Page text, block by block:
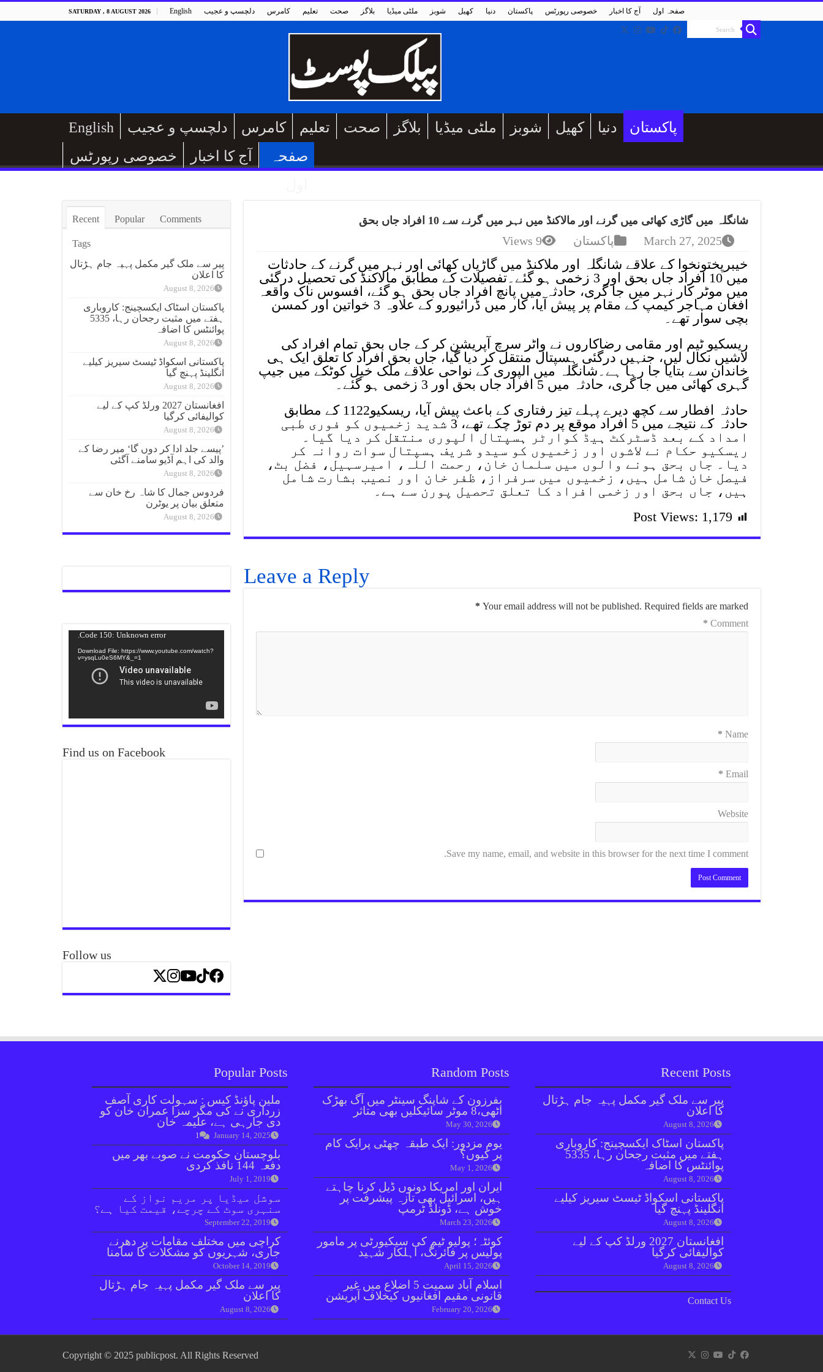
SATURDAY , 8 AUGUST 2026 English دلچسپ و عجیب کامرس تعلیم صحت بلاگز ملٹی میڈیا شوبز کھیل دنیا پاکستان خصوصی رپورٹس آج کا اخبار صفحہ اول
English دلچسپ و عجیب کامرس تعلیم صحت بلاگز ملٹی میڈیا شوبز کھیل دنیا
پاکستان
خصوصی رپورٹس
آج کا اخبار
صفحہ
شانگلہ میں گاڑی کھائی میں گرنے اور مالاکنڈ میں نہر میں گرنے سے 10 افراد جاں بحق
March 27, 2025 پاکستان 9 Views
خیبرپختونخوا کے علاقے شانگلہ اور ملاکنڈ میں گاڑیاں کھائی اور نہر میں گرنے کے حادثات
میں 10 افراد جاں بحق اور 3 زخمی ہو گئے۔تفصیلات کے مطابق مالاکنڈ کی تحصیل درگئی
میں موٹر کار نہر میں جا گری، حادثہ میں پانچ افراد جاں بحق ہو گئے، افسوس ناک واقعہ
افغان مہاجر کیمپ کے مقام پر پیش آیا، کار میں ڈرائیورو کے علاوہ 3 خواتین اور کمسن
بچی سوار تھے۔
ریسکیو ٹیم اور مقامی رضاکاروں نے واٹر سرچ آپریشن کر کے جاں بحق تمام افراد کی
لاشیں نکال لیں، جنہیں درگئی ہسپتال منتقل کر دیا گیا، جاں بحق افراد کا تعلق ایک ہی
خاندان سے بتایا جا رہا ہے۔شانگلہ میں الپوری کے نواحی علاقے ملک خیل کوٹکے میں جیپ
گہری کھائی میں جا گری، حادثہ میں 5 افراد جاں بحق اور 3 زخمی ہو گئے۔
حادثہ افطار سے کچھ دیرے پہلے تیز رفتاری کے باعث پیش آیا، ریسکیو1122 کے مطابق
حادثہ کے نتیجے میں 5 افراد موقع پر دم توڑ چکے تھے، 3 شدید زخمیوں کو فوری طبی
امداد کے بعد ڈسٹرکٹ ہیڈ کوارٹر ہسپتال الپوری منتقل کر دیا گیا۔
ریسکیو حکام نے لاشوں اور زخمیوں کو سیدو شریف ہسپتال سوات روانہ کر
دیا۔ جاں بحق ہونے والوں میں سلمان خان، رحمت اللہ، امیرسہیل، فضل بٹ،
فیصل خان شامل ہیں، زخمیوں میں سرفراز، ظفر خان اور نصیب بشارت شامل
ہیں، جاں بحق اور زخمی افراد کا تعلق تحصیل پورن سے ہے۔
Post Views: 1,179
Leave a Reply
Your email address will not be published. Required fields are marked
*
Comment
*
Name
*
Email
*
Website
Save my name, email, and website in this browser for the next time I comment.
Recent Popular Comments
Tags
پیر سے ملک گیر مکمل پہیہ جام ہڑتال
کا اعلان
August 8, 2026
پاکستان اسٹاک ایکسچینج: کاروباری
ہفتے میں مثبت رجحان رہا، 5335
پوائنٹس کا اضافہ
August 8, 2026
پاکستانی اسکواڈ ٹیسٹ سیریز کیلیے
انگلینڈ پہنچ گیا
August 8, 2026
افغانستان 2027 ورلڈ کپ کے لیے
کوالیفائی کرگیا
August 8, 2026
’پیسے جلد ادا کر دوں گا‘ میر رضا کے
والد کی اہم آڈیو سامنے آگئی
August 8, 2026
فردوس جمال کا شاہ رخ خان سے
متعلق بیان پر یوٹرن
August 8, 2026
Code 150: Unknown error.
Download File: https://www.youtube.com/watch?
v=ysqLu0eS6MY&_=1
Find us on Facebook
Follow us
Popular Posts
ملین پاؤنڈ کیس : سہولت کاری آصف
زرداری نے کی مگر سزا عمران خان کو
دی جارہی ہے، علیمہ خان
January 14, 2025
1
بلوچستان حکومت نے صوبے بھر میں
دفعہ 144 نافذ کردی
July 1, 2019
سوشل میڈیا پر مریم نواز کے
سنہری سوٹ کے چرچے، قیمت کیا ہے؟
September 22, 2019
کراچی میں مختلف مقامات پر دھرنے
جاری، شہریوں کو مشکلات کا سامنا
October 14, 2019
پیر سے ملک گیر مکمل پہیہ جام ہڑتال
کا اعلان
August 8, 2026
Random Posts
بفرزون کے شاپنگ سینٹر میں آگ بھڑک
اٹھی،8 موٹر سائیکلیں بھی متاثر
May 30, 2026
یومِ مزدور: ایک طبقہ چھٹی پرایک کام
پر کیوں؟
May 1, 2026
ایران اور امریکا دونوں ڈیل کرنا چاہتے
ہیں، اسرائیل بھی تازہ پیشرفت پر
خوش ہے، ڈونلڈ ٹرمپ
March 23, 2026
کوئٹہ؛ پولیو ٹیم کی سیکیورٹی پر مامور
پولیس پر فائرنگ، اہلکار شہید
April 15, 2026
اسلام آباد سمیت 5 اضلاع میں غیر
قانونی مقیم افغانیوں کیخلاف آپریشن
February 20, 2026
Recent Posts
پیر سے ملک گیر مکمل پہیہ جام ہڑتال
کا اعلان
August 8, 2026
پاکستان اسٹاک ایکسچینج: کاروباری
ہفتے میں مثبت رجحان رہا، 5335
پوائنٹس کا اضافہ
August 8, 2026
پاکستانی اسکواڈ ٹیسٹ سیریز کیلیے
انگلینڈ پہنچ گیا
August 8, 2026
افغانستان 2027 ورلڈ کپ کے لیے
کوالیفائی کرگیا
August 8, 2026
Contact Us
Copyright © 2025 publicpost. All Rights Reserved